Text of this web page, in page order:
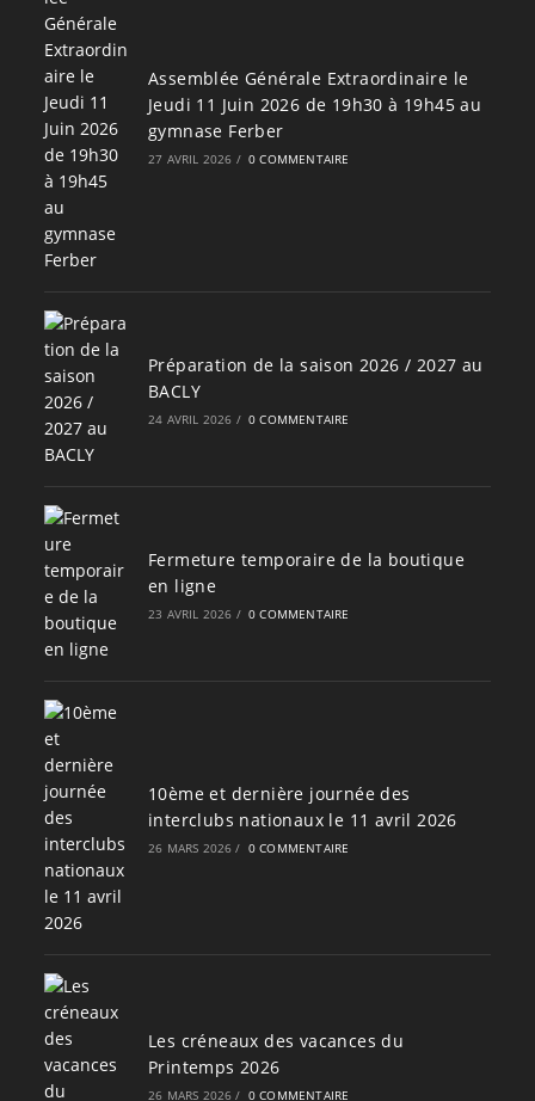
Assemblée Générale Extraordinaire le
Jeudi 11 Juin 2026 de 19h30 à 19h45 au
gymnase Ferber
27 AVRIL 2026 / 0 COMMENTAIRE
Préparation de la saison 2026 / 2027 au
BACLY
24 AVRIL 2026 / 0 COMMENTAIRE
Fermeture temporaire de la boutique
en ligne
23 AVRIL 2026 / 0 COMMENTAIRE
10ème et dernière journée des
interclubs nationaux le 11 avril 2026
26 MARS 2026 / 0 COMMENTAIRE
Les créneaux des vacances du
Printemps 2026
26 MARS 2026 / 0 COMMENTAIRE